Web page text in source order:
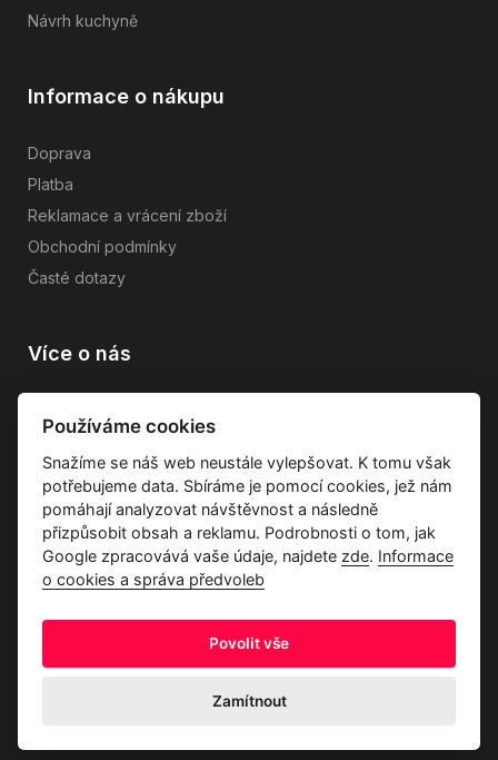
Návrh kuchyně
Informace o nákupu
Doprava
Platba
Reklamace a vrácení zboží
Obchodní podmínky
Časté dotazy
Více o nás
Průvodce tkaninami
Kontakty
Ochrana osobních údajů
Používáme cookies
Snažíme se náš web neustále vylepšovat. K tomu však
potřebujeme data. Sbíráme je pomocí cookies, jež nám
pomáhají analyzovat návštěvnost a následně
přizpůsobit obsah a reklamu. Podrobnosti o tom, jak
Google zpracovává vaše údaje, najdete zde. Informace
o cookies a správa předvoleb
Povolit vše
Zamítnout